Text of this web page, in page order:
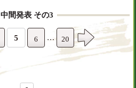
中間発表 その3
5 6 … 20